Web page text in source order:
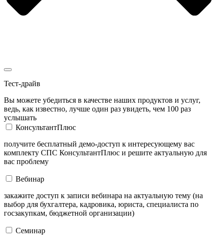
Тест-драйв
Вы можете убедиться в качестве наших продуктов и услуг,
ведь, как известно, лучше один раз увидеть, чем 100 раз
услышать
КонсультантПлюс
получите бесплатный демо-доступ к интересующему вас
комплекту СПС КонсультантПлюс и решите актуальную для
вас проблему
Вебинар
закажите доступ к записи вебинара на актуальную тему (на
выбор для бухгалтера, кадровика, юриста, специалиста по
госзакупкам, бюджетной организации)
Семинар